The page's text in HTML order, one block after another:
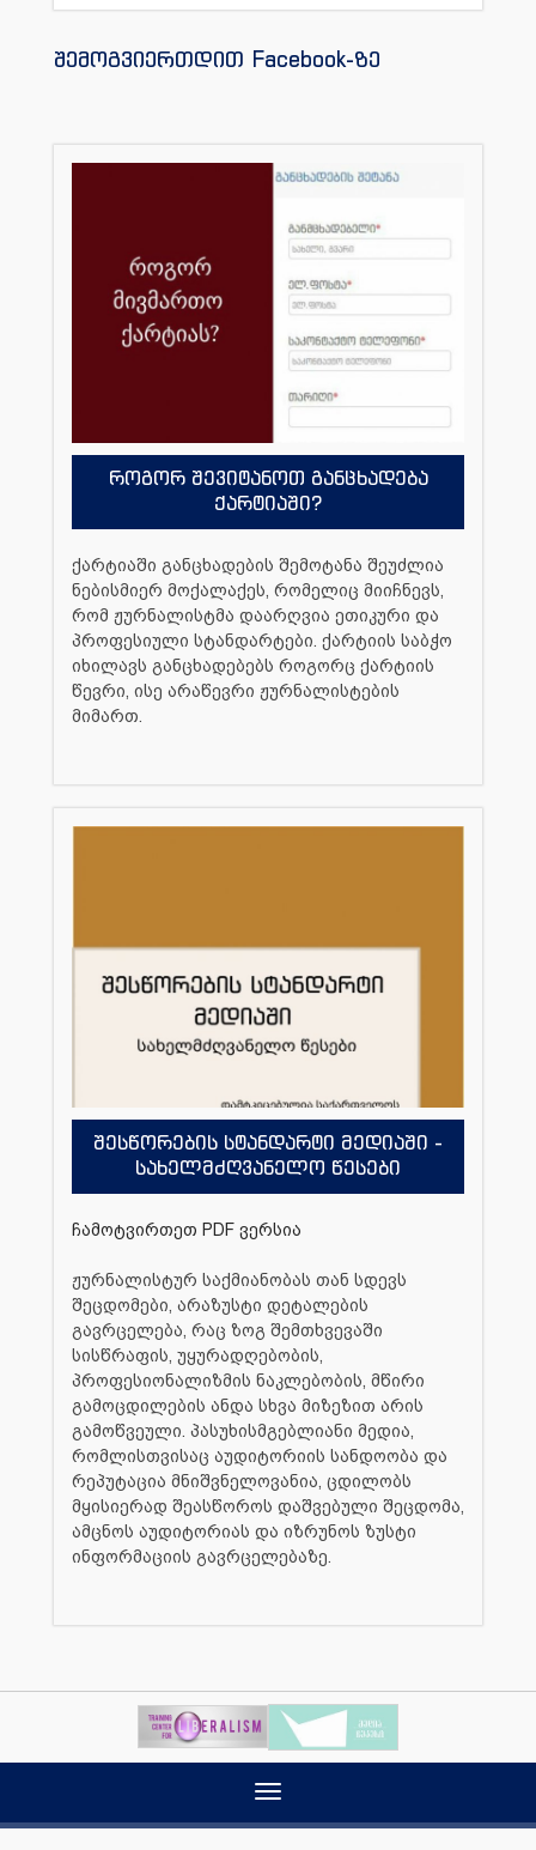
შემოგვიერთდით Facebook-ზე
როგორ შევიტანოთ განცხადება
ქარტიაში?
ქარტიაში განცხადების შემოტანა შეუძლია
ნებისმიერ მოქალაქეს, რომელიც მიიჩნევს,
რომ ჟურნალისტმა დაარღვია ეთიკური და
პროფესიული სტანდარტები. ქარტიის საბჭო
იხილავს განცხადებებს როგორც ქარტიის
წევრი, ისე არაწევრი ჟურნალისტების
მიმართ.
შესწორების სტანდარტი მედიაში -
სახელმძღვანელო წესები
ჩამოტვირთეთ PDF ვერსია
ჟურნალისტურ საქმიანობას თან სდევს
შეცდომები, არაზუსტი დეტალების
გავრცელება, რაც ზოგ შემთხვევაში
სისწრაფის, უყურადღებობის,
პროფესიონალიზმის ნაკლებობის, მწირი
გამოცდილების ანდა სხვა მიზეზით არის
გამოწვეული. პასუხისმგებლიანი მედია,
რომლისთვისაც აუდიტორიის სანდოობა და
რეპუტაცია მნიშვნელოვანია, ცდილობს
მყისიერად შეასწოროს დაშვებული შეცდომა,
ამცნოს აუდიტორიას და იზრუნოს ზუსტი
ინფორმაციის გავრცელებაზე.
Toggle